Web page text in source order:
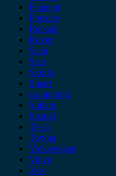
Peugeot
Porsche
Renault
Rover
Saab
Seat
Skoda
Smart
ssangyong
Subaru
Suzuki
Tesla
Toyota
Volkswagen
Volvo
Xev